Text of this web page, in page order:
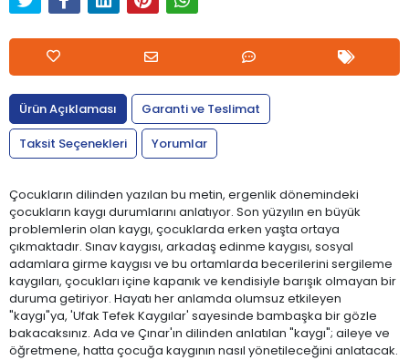
Ürün Açıklaması
Garanti ve Teslimat
Taksit Seçenekleri
Yorumlar
Çocukların dilinden yazılan bu metin, ergenlik dönemindeki
çocukların kaygı durumlarını anlatıyor. Son yüzyılın en büyük
problemlerin olan kaygı, çocuklarda erken yaşta ortaya
çıkmaktadır. Sınav kaygısı, arkadaş edinme kaygısı, sosyal
adamlara girme kaygısı ve bu ortamlarda becerilerini sergileme
kaygıları, çocukları içine kapanık ve kendisiyle barışık olmayan bir
duruma getiriyor. Hayatı her anlamda olumsuz etkileyen
"kaygı"ya, 'Ufak Tefek Kaygılar' sayesinde bambaşka bir gözle
bakacaksınız. Ada ve Çınar'ın dilinden anlatılan "kaygı"; aileye ve
öğretmene, hatta çocuğa kaygının nasıl yönetileceğini anlatacak.